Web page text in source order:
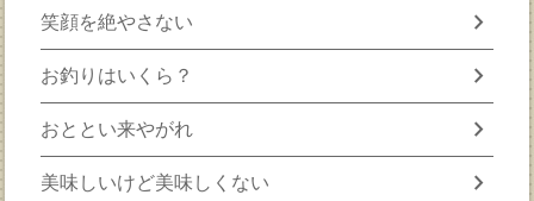
笑顔を絶やさない chevron_right
お釣りはいくら？ chevron_right
おととい来やがれ chevron_right
美味しいけど美味しくない chevron_right